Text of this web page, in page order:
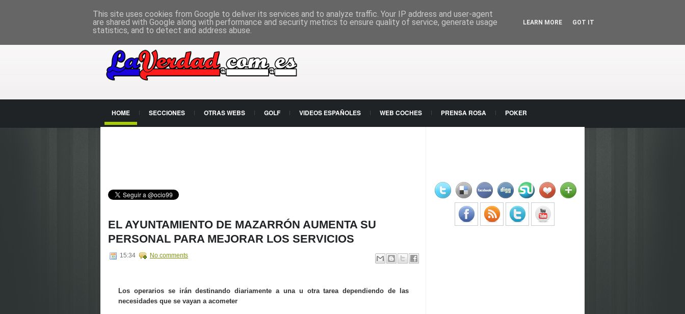
HOME SECCIONES OTRAS WEBS GOLF VIDEOS ESPAÑOLES WEB COCHES PRENSA ROSA POKER
EL AYUNTAMIENTO DE MAZARRÓN AUMENTA SU
PERSONAL PARA MEJORAR LOS SERVICIOS
15:34 No comments
Los operarios se irán destinando diariamente a una u otra tarea dependiendo de las
necesidades que se vayan a acometer
This site uses cookies from Google to deliver its services and to analyze traffic. Your IP address and user-agent
are shared with Google along with performance and security metrics to ensure quality of service, generate usage
statistics, and to detect and address abuse.
LEARN MORE GOT IT